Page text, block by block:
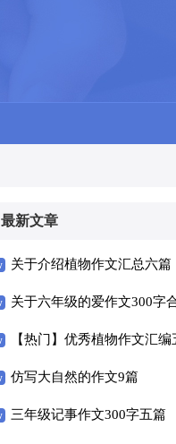
最新文章
关于介绍植物作文汇总六篇
关于六年级的爱作文300字
【热门】优秀植物作文汇编
仿写大自然的作文9篇
三年级记事作文300字五篇